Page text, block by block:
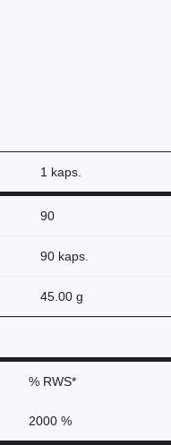
1 kaps.
90
90 kaps.
45.00 g
% RWS*
2000 %